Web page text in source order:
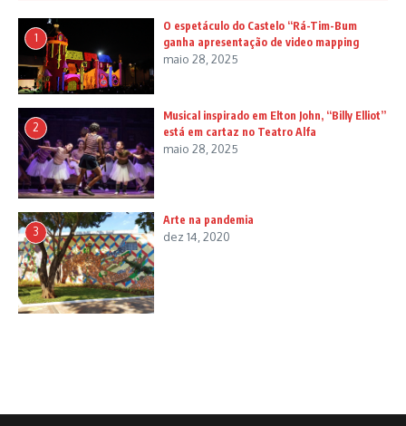
1
O espetáculo do Castelo “Rá-Tim-Bum
ganha apresentação de video mapping
maio 28, 2025
2
Musical inspirado em Elton John, “Billy Elliot”
está em cartaz no Teatro Alfa
maio 28, 2025
3
Arte na pandemia
dez 14, 2020